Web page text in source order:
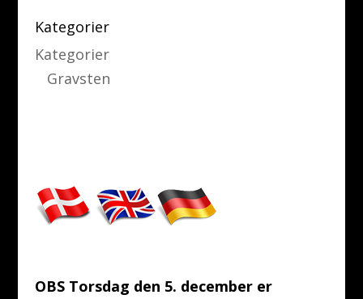
Kategorier
Kategorier
Gravsten
OBS Torsdag den 5. december er